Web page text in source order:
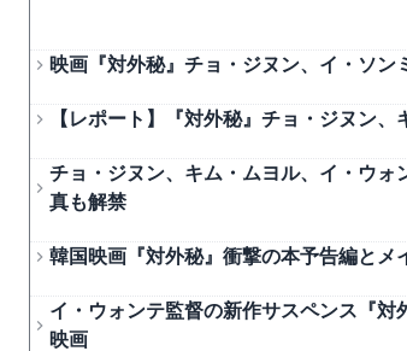
映画『対外秘』チョ・ジヌン、イ・ソ
【レポート】『対外秘』チョ・ジヌン
チョ・ジヌン、キム・ムヨル、イ・ウ
真も解禁
韓国映画『対外秘』衝撃の本予告編と
イ・ウォンテ監督の新作サスペンス『
映画